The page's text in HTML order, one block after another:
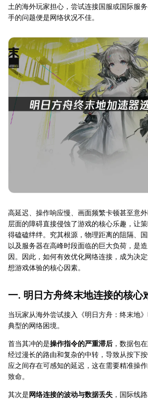
土的海外玩家担心，尝试连接国服或国际服
手的问题便是网络状况不佳。
高延迟、操作响应慢、画面频繁卡顿甚至意
层面的障碍直接侵蚀了游戏的核心乐趣，让
得磕磕绊绊。究其根源，物理距离的阻隔、
以及服务器在高峰时段面临的巨大负荷，是
因。因此，如何有效优化网络连接，成为决
想游戏体验的核心因素。
一. 明日方舟终末地连接的核心
当玩家从海外尝试接入《明日方舟：终末地
典型的网络困境。
首当其冲的是操作指令的严重滞后 ，数据包
经过漫长的路由和复杂的中转，导致从按下
应之间存在可感知的延迟，这在需要精准操
致命。
其次是网络连接的波动与数据丢失 ，国际线